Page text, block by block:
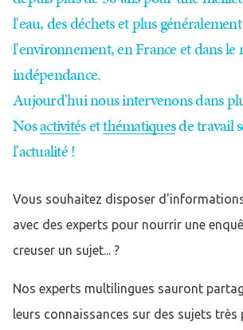
l'eau, des déchets et plus
l'environnement, en France et dans le
indépendance.
Aujourd'hui nous intervenons dans
Nosactivités etthématiquesde travail
l'actualité !
Vous souhaitez disposer
avec des experts pour nourrir une
creuser un sujet... ?
Nos experts multilingues sauront
leurs connaissances sur des sujets